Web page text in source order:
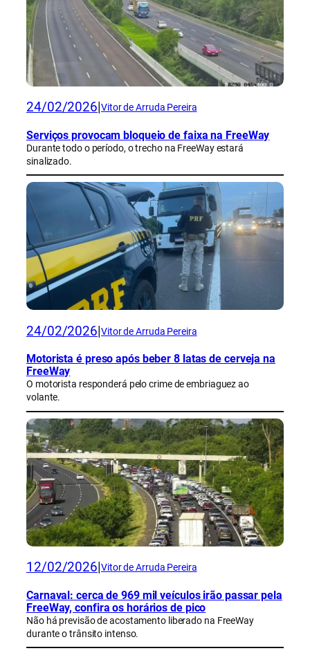
24/02/2026 Vitor de Arruda Pereira
Serviços provocam bloqueio de faixa na FreeWay
Durante todo o período, o trecho na FreeWay estará
sinalizado.
24/02/2026 Vitor de Arruda Pereira
Motorista é preso após beber 8 latas de cerveja na
FreeWay
O motorista responderá pelo crime de embriaguez ao
volante.
12/02/2026 Vitor de Arruda Pereira
Carnaval: cerca de 969 mil veículos irão passar pela
FreeWay, confira os horários de pico
Não há previsão de acostamento liberado na FreeWay
durante o trânsito intenso.